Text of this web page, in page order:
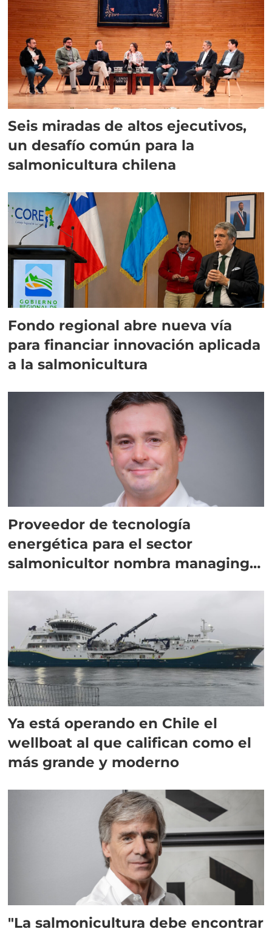
Seis miradas de altos ejecutivos,
un desafío común para la
salmonicultura chilena
Fondo regional abre nueva vía
para financiar innovación aplicada
a la salmonicultura
Proveedor de tecnología
energética para el sector
salmonicultor nombra managing
Ya está operando en Chile el
wellboat al que califican como el
más grande y moderno
"La salmonicultura debe encontrar